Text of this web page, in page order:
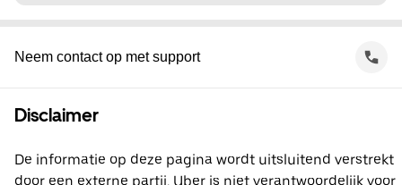
Neem contact op met support
Disclaimer
De informatie op deze pagina wordt uitsluitend verstrekt
door een externe partij. Uber is niet verantwoordelijk voor